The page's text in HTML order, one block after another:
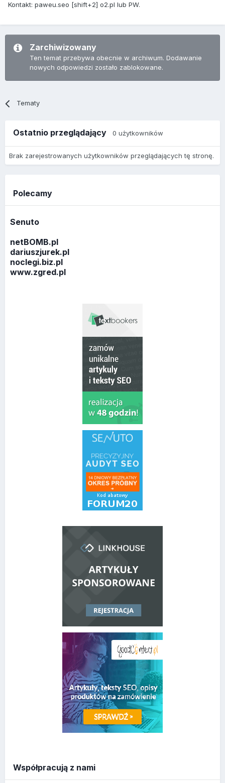
Kontakt: paweu.seo [shift+2] o2.pl lub PW.
Zarchiwizowany
Ten temat przebywa obecnie w archiwum. Dodawanie
nowych odpowiedzi zostało zablokowane.
Tematy
Ostatnio przeglądający 0 użytkowników
Brak zarejestrowanych użytkowników przeglądających tę stronę.
Polecamy
Senuto
netBOMB.pl
dariuszjurek.pl
noclegi.biz.pl
www.zgred.pl
Współpracują z nami